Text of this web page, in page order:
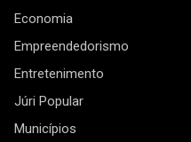
Economia
Empreendedorismo
Entretenimento
Júri Popular
Municípios